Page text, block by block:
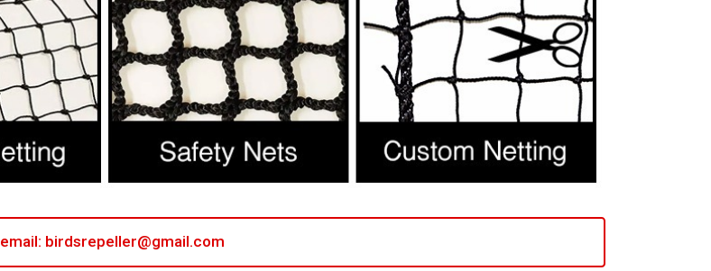
email: birdsrepeller@gmail.com